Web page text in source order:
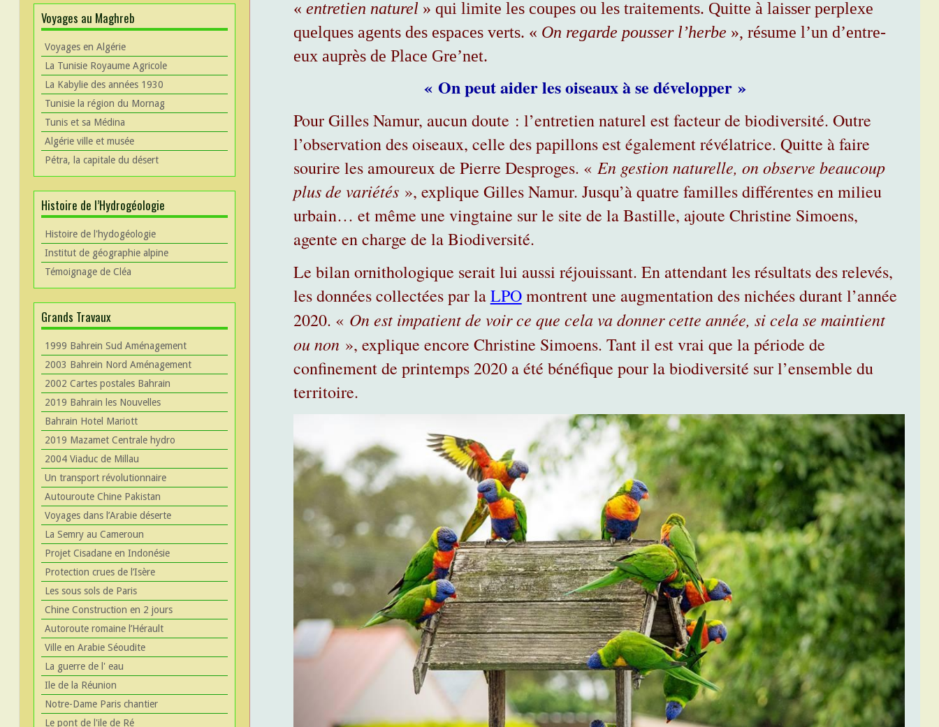
Voyages au Maghreb
Voyages en Algérie
La Tunisie Royaume Agricole
La Kabylie des années 1930
Tunisie la région du Mornag
Tunis et sa Médina
Algérie ville et musée
Pétra, la capitale du désert
Histoire de l’Hydrogéologie
Histoire de l'hydogéologie
Institut de géographie alpine
Témoignage de Cléa
Grands Travaux
1999 Bahrein Sud Aménagement
2003 Bahrein Nord Aménagement
2002 Cartes postales Bahrain
2019 Bahrain les Nouvelles
Bahrain Hotel Mariott
2019 Mazamet Centrale hydro
2004 Viaduc de Millau
Un transport révolutionnaire
Autouroute Chine Pakistan
Voyages dans l’Arabie déserte
La Semry au Cameroun
Projet Cisadane en Indonésie
Protection crues de l’Isère
Les sous sols de Paris
Chine Construction en 2 jours
Autoroute romaine l’Hérault
Ville en Arabie Séoudite
La guerre de l' eau
Ile de la Réunion
Notre-Dame Paris chantier
Le pont de l'ile de Ré
« entretien naturel » qui limite les coupes ou les traitements. Quitte à laisser perplexe
quelques agents des espaces verts. « On regarde pousser l’herbe », résume l’un d’entre-
eux auprès de Place Gre’net.
« On peut aider les oiseaux à se développer »
Pour Gilles Namur, aucun doute : l’entretien naturel est facteur de biodiversité. Outre
l’observation des oiseaux, celle des papillons est également révélatrice. Quitte à faire
sourire les amoureux de Pierre Desproges. « En gestion naturelle, on observe beaucoup
plus de variétés», explique Gilles Namur. Jusqu’à quatre familles différentes en milieu
urbain… et même une vingtaine sur le site de la Bastille, ajoute Christine Simoens,
agente en charge de la Biodiversité.
Le bilan ornithologique serait lui aussi réjouissant. En attendant les résultats des relevés,
les données collectées par laLPOmontrent une augmentation des nichées durant l’année
2020. « On est impatient de voir ce que cela va donner cette année, si cela se maintient
ou non», explique encore Christine Simoens. Tant il est vrai que la période de
confinement de printemps 2020 a été bénéfique pour la biodiversité sur l’ensemble du
territoire.